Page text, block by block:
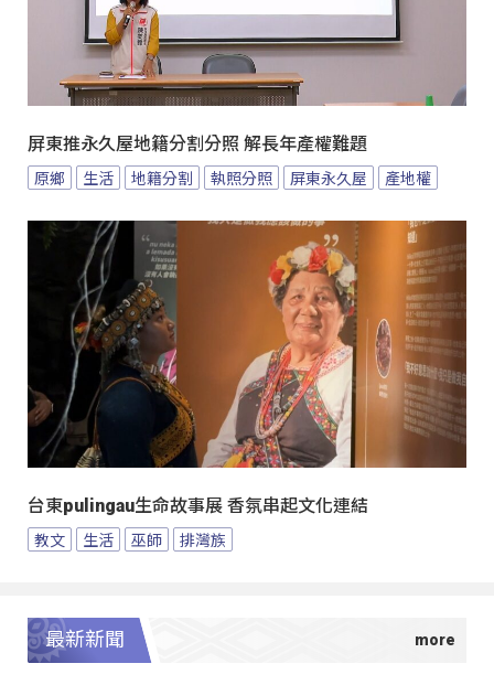
屏東推永久屋地籍分割分照 解長年產權難題
原鄉 生活 地籍分割 執照分照 屏東永久屋 產地權
台東pulingau生命故事展 香氛串起文化連結
教文 生活 巫師 排灣族
最新新聞